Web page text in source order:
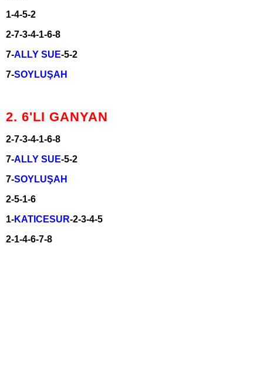
1-4-5-2
2-7-3-4-1-6-8
7-ALLY SUE-5-2
7-SOYLUŞAH
2. 6'LI GANYAN
2-7-3-4-1-6-8
7-ALLY SUE-5-2
7-SOYLUŞAH
2-5-1-6
1-KATICESUR-2-3-4-5
2-1-4-6-7-8